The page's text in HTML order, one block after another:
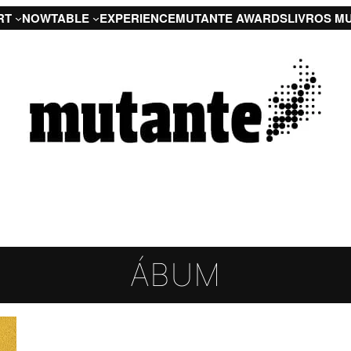
NOWTABLE EXPERIENCEMUTANTE AWARDSLIVROS
ÁBUM